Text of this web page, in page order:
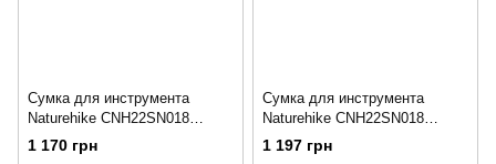
Сумка для инструмента
Naturehike CNH22SN018
горчичная
1 170 грн
Сумка для инструмента
Naturehike CNH22SN018
черный
1 197 грн